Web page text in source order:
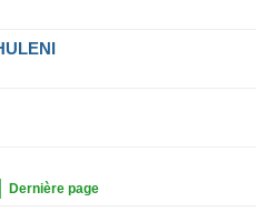
Dernière page